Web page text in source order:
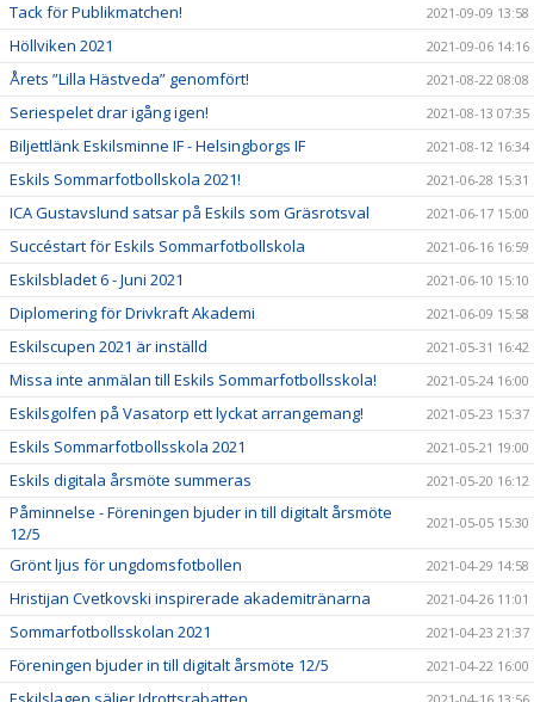
Tack för Publikmatchen! 2021-09-09 13:58
Höllviken 2021 2021-09-06 14:16
Årets ”Lilla Hästveda” genomfört! 2021-08-22 08:08
Seriespelet drar igång igen! 2021-08-13 07:35
Biljettlänk Eskilsminne IF - Helsingborgs IF 2021-08-12 16:34
Eskils Sommarfotbollskola 2021! 2021-06-28 15:31
ICA Gustavslund satsar på Eskils som Gräsrotsval 2021-06-17 15:00
Succéstart för Eskils Sommarfotbollskola 2021-06-16 16:59
Eskilsbladet 6 - Juni 2021 2021-06-10 15:10
Diplomering för Drivkraft Akademi 2021-06-09 15:58
Eskilscupen 2021 är inställd 2021-05-31 16:42
Missa inte anmälan till Eskils Sommarfotbollsskola! 2021-05-24 16:00
Eskilsgolfen på Vasatorp ett lyckat arrangemang! 2021-05-23 15:37
Eskils Sommarfotbollsskola 2021 2021-05-21 19:00
Eskils digitala årsmöte summeras 2021-05-20 16:12
Påminnelse - Föreningen bjuder in till digitalt årsmöte
12/5
2021-05-05 15:30
Grönt ljus för ungdomsfotbollen 2021-04-29 14:58
Hristijan Cvetkovski inspirerade akademitränarna 2021-04-26 11:01
Sommarfotbollsskolan 2021 2021-04-23 21:37
Föreningen bjuder in till digitalt årsmöte 12/5 2021-04-22 16:00